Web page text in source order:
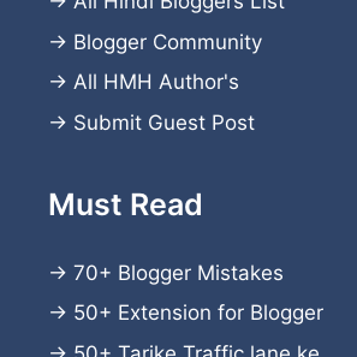
→ Blogger Community
→ All HMH Author's
→ Submit Guest Post
Must Read
→ 70+ Blogger Mistakes
→ 50+ Extension for Blogger